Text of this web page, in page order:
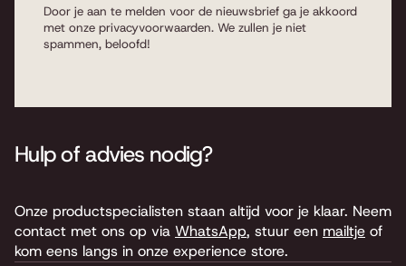
Door je aan te melden voor de nieuwsbrief ga je akkoord
met onze privacyvoorwaarden. We zullen je niet
spammen, beloofd!
Hulp of advies nodig?
Onze productspecialisten staan altijd voor je klaar. Neem
contact met ons op via WhatsApp, stuur een mailtje of
kom eens langs in onze experience store.